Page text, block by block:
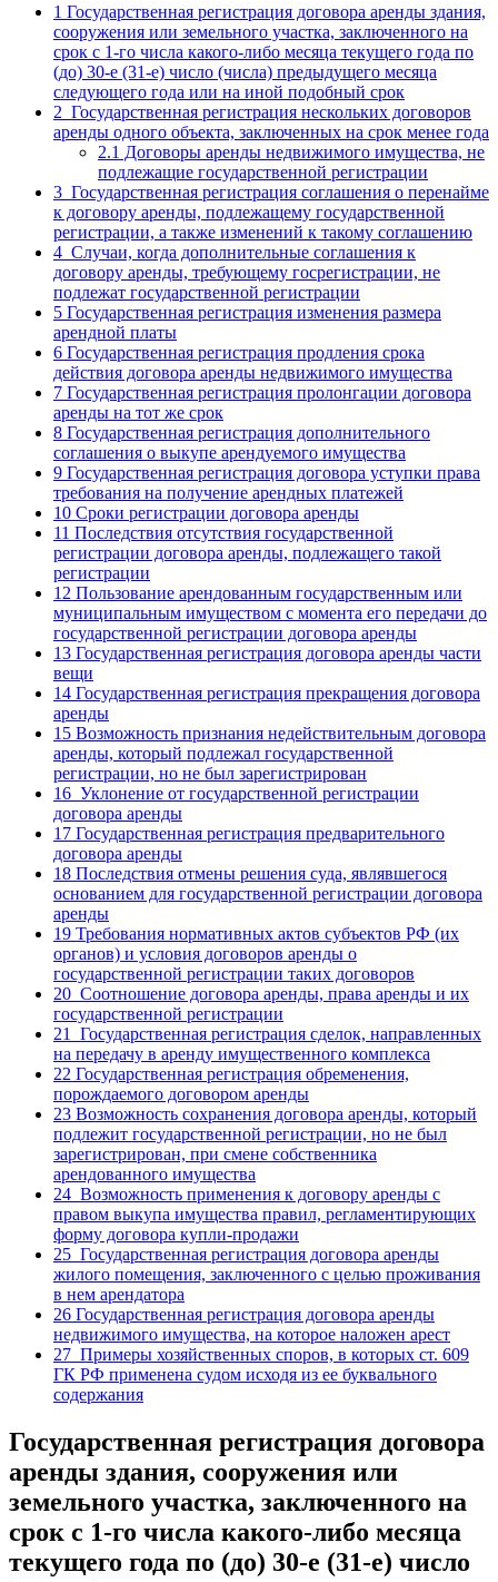
1 Государственная регистрация договора аренды здания,
сооружения или земельного участка, заключенного на
срок с 1-го числа какого-либо месяца текущего года по
(до) 30-е (31-е) число (числа) предыдущего месяца
следующего года или на иной подобный срок
2 Государственная регистрация нескольких договоров
аренды одного объекта, заключенных на срок менее года
2.1 Договоры аренды недвижимого имущества, не
подлежащие государственной регистрации
3 Государственная регистрация соглашения о перенайме
к договору аренды, подлежащему государственной
регистрации, а также изменений к такому соглашению
4 Случаи, когда дополнительные соглашения к
договору аренды, требующему госрегистрации, не
подлежат государственной регистрации
5 Государственная регистрация изменения размера
арендной платы
6 Государственная регистрация продления срока
действия договора аренды недвижимого имущества
7 Государственная регистрация пролонгации договора
аренды на тот же срок
8 Государственная регистрация дополнительного
соглашения о выкупе арендуемого имущества
9 Государственная регистрация договора уступки права
требования на получение арендных платежей
10 Сроки регистрации договора аренды
11 Последствия отсутствия государственной
регистрации договора аренды, подлежащего такой
регистрации
12 Пользование арендованным государственным или
муниципальным имуществом с момента его передачи до
государственной регистрации договора аренды
13 Государственная регистрация договора аренды части
вещи
14 Государственная регистрация прекращения договора
аренды
15 Возможность признания недействительным договора
аренды, который подлежал государственной
регистрации, но не был зарегистрирован
16 Уклонение от государственной регистрации
договора аренды
17 Государственная регистрация предварительного
договора аренды
18 Последствия отмены решения суда, являвшегося
основанием для государственной регистрации договора
аренды
19 Требования нормативных актов субъектов РФ (их
органов) и условия договоров аренды о
государственной регистрации таких договоров
20 Соотношение договора аренды, права аренды и их
государственной регистрации
21
Государственная регистрация сделок, направленных
на передачу в аренду имущественного комплекса
22 Государственная регистрация обременения,
порождаемого договором аренды
23 Возможность сохранения договора аренды, который
подлежит государственной регистрации, но не был
зарегистрирован, при смене собственника
арендованного имущества
24 Возможность применения к договору аренды с
правом выкупа имущества правил, регламентирующих
форму договора купли-продажи
25 Государственная регистрация договора аренды
жилого помещения, заключенного с целью проживания
в нем арендатора
26 Государственная регистрация договора аренды
недвижимого имущества, на которое наложен арест
27 Примеры хозяйственных споров, в которых ст. 609
ГК РФ применена судом исходя из ее буквального
содержания
Государственная регистрация договора
аренды здания, сооружения или
земельного участка, заключенного на
срок с 1-го числа какого-либо месяца
текущего года по (до) 30-е (31-е) число